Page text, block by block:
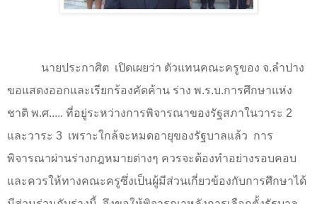
นายประกาศิต เปิดเผยว่า ตัวแทนคณะครูของ จ.ลำปาง
ขอแสดงออกและเรียกร้องคัดค้าน ร่าง พ.ร.บ.การศึกษาแห่ง
ชาติ พ.ศ..... ที่อยู่ระหว่างการพิจารณาของรัฐสภาในวาระ 2
และวาระ 3 เพราะใกล้จะหมดอายุของรัฐบาลแล้ว การ
พิจารณาผ่านร่างกฎหมายต่างๆ ควรจะต้องทำอย่างรอบคอบ
และควรให้ทางคณะครูซึ่งเป็นผู้มีส่วนเกี่ยวข้องกับการศึกษาได้